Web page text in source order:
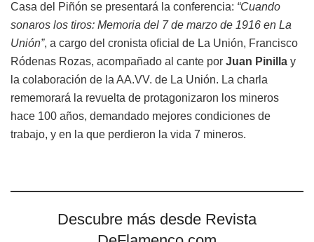
Casa del Piñón se presentará la conferencia: “Cuando
sonaros los tiros: Memoria del 7 de marzo de 1916 en La
Unión”, a cargo del cronista oficial de La Unión, Francisco
Ródenas Rozas, acompañado al cante por Juan Pinilla y
la colaboración de la AA.VV. de La Unión. La charla
rememorará la revuelta de protagonizaron los mineros
hace 100 años, demandado mejores condiciones de
trabajo, y en la que perdieron la vida 7 mineros.
Descubre más desde Revista